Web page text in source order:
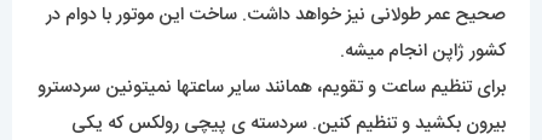
صحیح عمر طولانی نیز خواهد داشت. ساخت این موتور با دوام در
کشور ژاپن انجام میشه.
برای تنظیم ساعت و تقویم، همانند سایر ساعتها نمیتونین سردسترو
بیرون بکشید و تنظیم کنین. سردسته ی پیچی رولکس که یکی